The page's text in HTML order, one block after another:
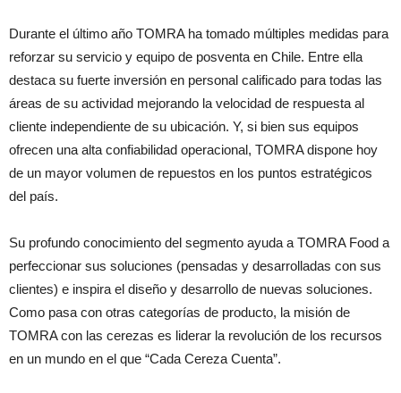
Durante el último año TOMRA ha tomado múltiples medidas para
reforzar su servicio y equipo de posventa en Chile. Entre ella
destaca su fuerte inversión en personal calificado para todas las
áreas de su actividad mejorando la velocidad de respuesta al
cliente independiente de su ubicación. Y, si bien sus equipos
ofrecen una alta confiabilidad operacional, TOMRA dispone hoy
de un mayor volumen de repuestos en los puntos estratégicos
del país.
Su profundo conocimiento del segmento ayuda a TOMRA Food a
perfeccionar sus soluciones (pensadas y desarrolladas con sus
clientes) e inspira el diseño y desarrollo de nuevas soluciones.
Como pasa con otras categorías de producto, la misión de
TOMRA con las cerezas es liderar la revolución de los recursos
en un mundo en el que “Cada Cereza Cuenta”.